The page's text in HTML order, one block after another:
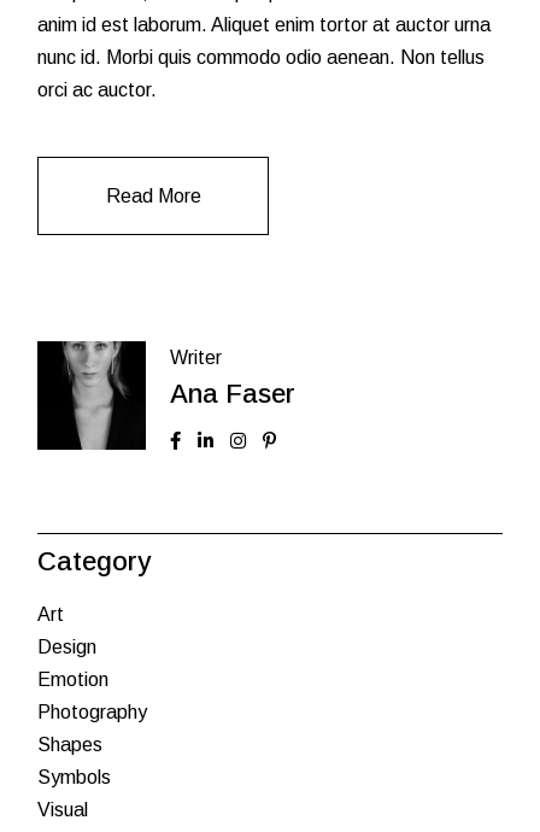
anim id est laborum. Aliquet enim tortor at auctor urna
nunc id. Morbi quis commodo odio aenean. Non tellus
orci ac auctor.
Read More
Writer
Ana Faser
Category
Art
Design
Emotion
Photography
Shapes
Symbols
Visual